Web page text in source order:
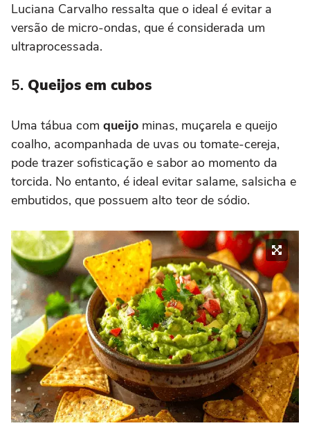
Luciana Carvalho ressalta que o ideal é evitar a
versão de micro-ondas, que é considerada um
ultraprocessada.
5. Queijos em cubos
Uma tábua com queijo minas, muçarela e queijo
coalho, acompanhada de uvas ou tomate-cereja,
pode trazer sofisticação e sabor ao momento da
torcida. No entanto, é ideal evitar salame, salsicha e
embutidos, que possuem alto teor de sódio.